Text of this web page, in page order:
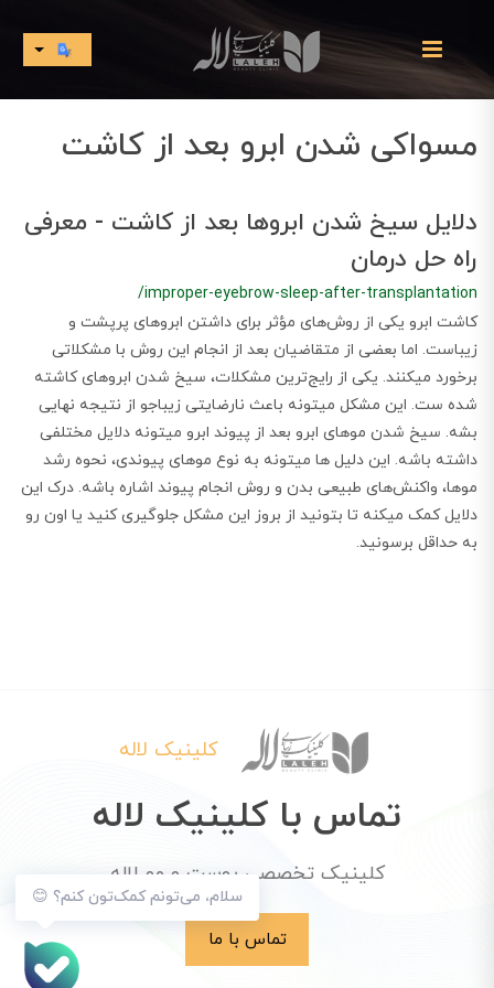
مسواکی شدن ابرو بعد از کاشت
دلایل سیخ شدن ابروها بعد از کاشت - معرفی
راه حل درمان
/improper-eyebrow-sleep-after-transplantation
کاشت ابرو یکی از روش‌های مؤثر برای داشتن ابروهای پرپشت و
زیباست. اما بعضی از متقاضیان بعد از انجام این روش با مشکلاتی
برخورد میکنند. یکی از رایج‌ترین مشکلات، سیخ شدن ابروهای کاشته
شده ست. این مشکل میتونه باعث نارضایتی زیباجو از نتیجه نهایی
بشه. سیخ شدن موهای ابرو بعد از پیوند ابرو میتونه دلایل مختلفی
داشته باشه. این دلیل ها میتونه به نوع موهای پیوندی، نحوه رشد
موها، واکنش‌های طبیعی بدن و روش انجام پیوند اشاره باشه. درک این
دلایل کمک میکنه تا بتونید از بروز این مشکل جلوگیری کنید یا اون رو
به حداقل برسونید.
سلام، می‌تونم کمک‌تون کنم؟ 😊
کلینیک لاله
تماس با کلینیک لاله
کلینیک تخصصی پوست و مو لاله
تماس با ما